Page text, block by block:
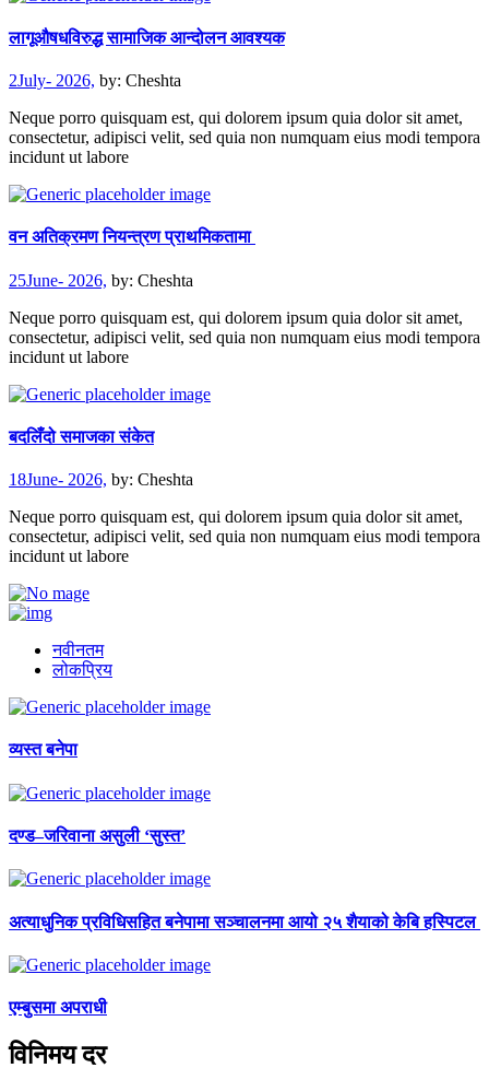
लागूऔषधविरुद्ध सामाजिक आन्दोलन आवश्यक
2July- 2026, by: Cheshta
Neque porro quisquam est, qui dolorem ipsum quia dolor sit amet,
consectetur, adipisci velit, sed quia non numquam eius modi tempora
incidunt ut labore
वन अतिक्रमण नियन्त्रण प्राथमिकतामा
25June- 2026, by: Cheshta
Neque porro quisquam est, qui dolorem ipsum quia dolor sit amet,
consectetur, adipisci velit, sed quia non numquam eius modi tempora
incidunt ut labore
बदलिँदो समाजका संकेत
18June- 2026, by: Cheshta
Neque porro quisquam est, qui dolorem ipsum quia dolor sit amet,
consectetur, adipisci velit, sed quia non numquam eius modi tempora
incidunt ut labore
नवीनतम
लोकप्रिय
व्यस्त बनेपा
दण्ड–जरिवाना असुली ‘सुस्त’
अत्याधुनिक प्रविधिसहित बनेपामा सञ्चालनमा आयो २५ शैयाको केबि हस्पिटल
एम्बुसमा अपराधी
विनिमय दर